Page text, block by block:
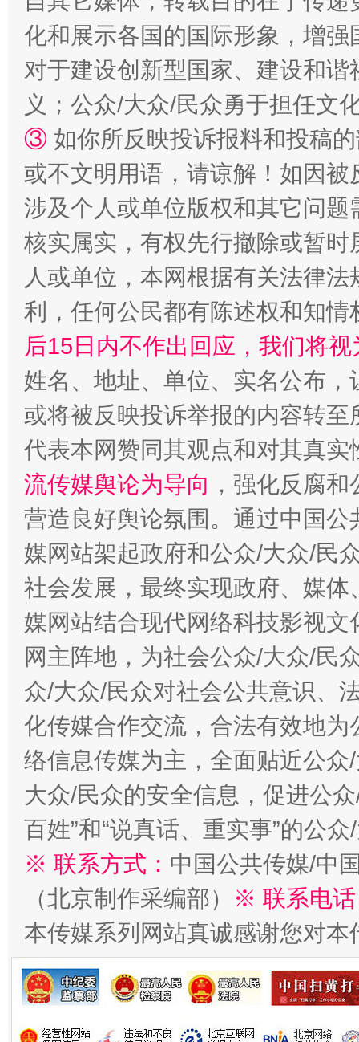
“蜀中异人”王建安的艺术幻境
完善运行机制助力责任有效落实 一纸欠
东山县通报“牛蛙产品抗生素超标问题” 法
千年窑火 生生不息 一
化和展示各国的国际形象，增
对于建设创新型国家、建设和
义；公众/大众/民众勇于担任文
③ 如你所反映投诉报料和投稿
或不文明用语，请谅解！如因
涉及个人或单位版权和其它问题
核实属实，有权先行撤除或暂
人或单位，本网根据有关法律
利，任何公民都有陈述权和知情
后15日内不作出回应，我们将
姓名、地址、单位、实名公布
或将被反映投诉举报的内容转
代表本网赞同其观点和对其真实
流传媒舆论为导向 ，强化反腐
营造良好舆论氛围。通过中国
媒网站架起政府和公众/大众/民
社会发展，最终实现政府、媒
媒网站结合现代网络科技影视
网主阵地，为社会公众/大众/民
众/大众/民众对社会公共意识、
化传媒合作交流，合法有效地
络信息传媒为主，全面贴近公
大众/民众的安全信息，促进公
百姓”和“说真话、重实事”的公
※ 联系方式： 中国公共传媒/中
（北京制作采编部）
※ 联系电
本传媒系列网站真诚感谢您对